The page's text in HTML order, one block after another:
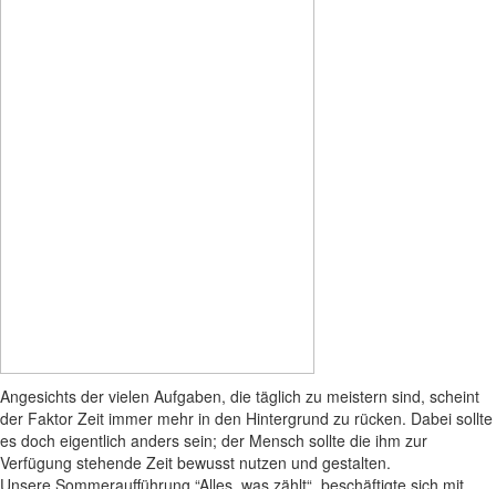
Angesichts der vielen Aufgaben, die täglich zu meistern sind, scheint
der Faktor Zeit immer mehr in den Hintergrund zu rücken. Dabei sollte
es doch eigentlich anders sein; der Mensch sollte die ihm zur
Verfügung stehende Zeit bewusst nutzen und gestalten.
Unsere Sommeraufführung “Alles, was zählt“, beschäftigte sich mit